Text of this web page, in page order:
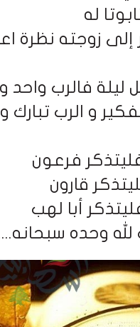
له
زوجته نظرة
ليلة فالرب واحد
و الرب
فرعون
قارون
أبا لهب
لله وحده سبحانه